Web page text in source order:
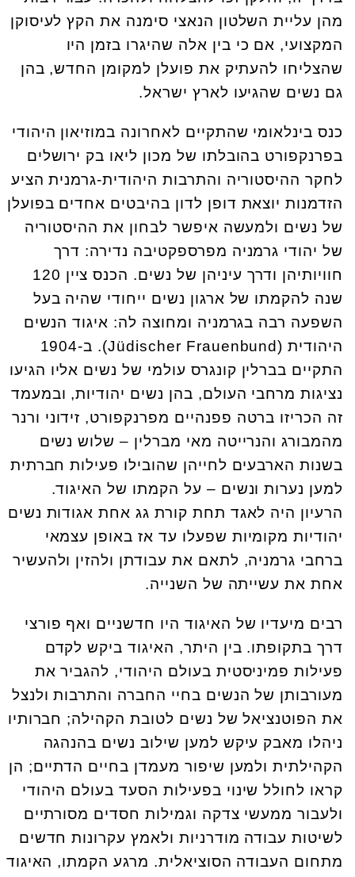
מהן עליית השלטון הנאצי סימנה את הקץ לעיסוקן
המקצועי, אם כי בין אלה שהיגרו בזמן היו
שהצליחו להעתיק את פועלן למקומן החדש, בהן
גם נשים שהגיעו לארץ ישראל.
כנס בינלאומי שהתקיים לאחרונה במוזיאון היהודי
בפרנקפורט בהובלתו של מכון ליאו בק ירושלים
לחקר ההיסטוריה והתרבות היהודית-גרמנית הציע
הזדמנות יוצאת דופן לדון בהיבטים אחדים בפועלן
של נשים ולמעשה איפשר לבחון את ההיסטוריה
של יהודי גרמניה מפרספקטיבה נדירה: דרך
חוויותיהן ודרך עיניהן של נשים. הכנס ציין 120
שנה להקמתו של ארגון נשים ייחודי שהיה בעל
השפעה רבה בגרמניה ומחוצה לה: איגוד הנשים
היהודית (Jüdischer Frauenbund). ב-1904
התקיים בברלין קונגרס עולמי של נשים אליו הגיעו
נציגות מרחבי העולם, בהן נשים יהודיות, ובמעמד
זה הכריזו ברטה פפנהיים מפרנקפורט, זידוני ורנר
מהמבורג והנרייטה מאי מברלין – שלוש נשים
בשנות הארבעים לחייהן שהובילו פעילות חברתית
למען נערות ונשים – על הקמתו של האיגוד.
הרעיון היה לאגד תחת קורת גג אחת אגודות נשים
יהודיות מקומיות שפעלו עד אז באופן עצמאי
ברחבי גרמניה, לתאם את עבודתן ולהזין ולהעשיר
אחת את עשייתה של השנייה.
רבים מיעדיו של האיגוד היו חדשניים ואף פורצי
דרך בתקופתו. בין היתר, האיגוד ביקש לקדם
פעילות פמיניסטית בעולם היהודי, להגביר את
מעורבותן של הנשים בחיי החברה והתרבות ולנצל
את הפוטנציאל של נשים לטובת הקהילה; חברותיו
ניהלו מאבק עיקש למען שילוב נשים בהנהגה
הקהילתית ולמען שיפור מעמדן בחיים הדתיים; הן
קראו לחולל שינוי בפעילות הסעד בעולם היהודי
ולעבור ממעשי צדקה וגמילות חסדים מסורתיים
לשיטות עבודה מודרניות ולאמץ עקרונות חדשים
מתחום העבודה הסוציאלית. מרגע הקמתו, האיגוד